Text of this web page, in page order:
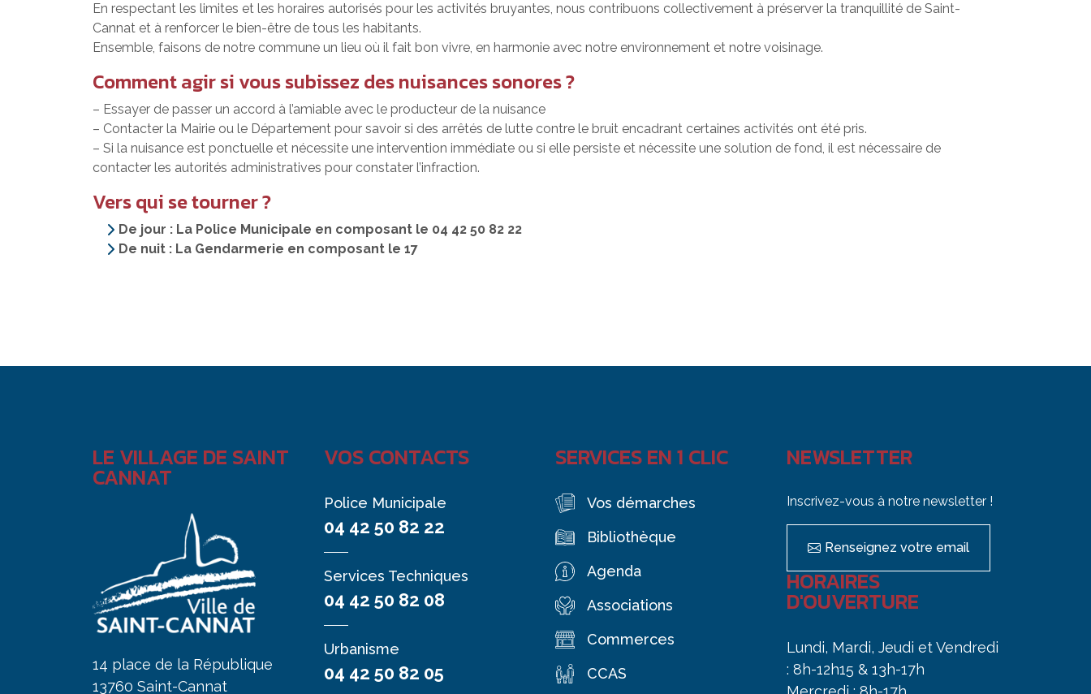
En respectant les limites et les horaires autorisés pour les activités bruyantes, nous contribuons collectivement à préserver la tranquillité de Saint-
Cannat et à renforcer le bien-être de tous les habitants.
Ensemble, faisons de notre commune un lieu où il fait bon vivre, en harmonie avec notre environnement et notre voisinage.
Comment agir si vous subissez des nuisances sonores ?
– Essayer de passer un accord à l’amiable avec le producteur de la nuisance
– Contacter la Mairie ou le Département pour savoir si des arrêtés de lutte contre le bruit encadrant certaines activités ont été pris.
– Si la nuisance est ponctuelle et nécessite une intervention immédiate ou si elle persiste et nécessite une solution de fond, il est nécessaire de
contacter les autorités administratives pour constater l’infraction.
Vers qui se tourner ?
De jour : La Police Municipale en composant le 04 42 50 82 22
De nuit : La Gendarmerie en composant le 17
LE VILLAGE DE SAINT
CANNAT
14 place de la République
13760 Saint-Cannat
VOS CONTACTS
Police Municipale
04 42 50 82 22
Services Techniques
04 42 50 82 08
Urbanisme
04 42 50 82 05
SERVICES EN 1 CLIC
Vos démarches
Bibliothèque
Agenda
Associations
Commerces
CCAS
NEWSLETTER
Inscrivez-vous à notre newsletter !
Renseignez votre email
HORAIRES
D'OUVERTURE
Lundi, Mardi, Jeudi et Vendredi
: 8h-12h15 & 13h-17h